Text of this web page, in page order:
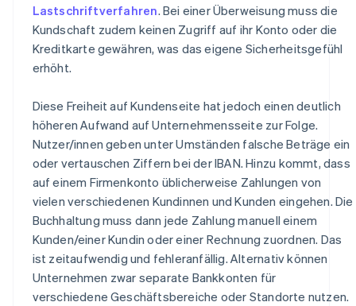
Lastschriftverfahren. Bei einer Überweisung muss die
Kundschaft zudem keinen Zugriff auf ihr Konto oder die
Kreditkarte gewähren, was das eigene Sicherheitsgefühl
erhöht.
Diese Freiheit auf Kundenseite hat jedoch einen deutlich
höheren Aufwand auf Unternehmensseite zur Folge.
Nutzer/innen geben unter Umständen falsche Beträge ein
oder vertauschen Ziffern bei der IBAN. Hinzu kommt, dass
auf einem Firmenkonto üblicherweise Zahlungen von
vielen verschiedenen Kundinnen und Kunden eingehen. Die
Buchhaltung muss dann jede Zahlung manuell einem
Kunden/einer Kundin oder einer Rechnung zuordnen. Das
ist zeitaufwendig und fehleranfällig. Alternativ können
Unternehmen zwar separate Bankkonten für
verschiedene Geschäftsbereiche oder Standorte nutzen.